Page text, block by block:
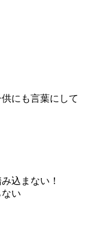
にも言葉にして
込まない！
い